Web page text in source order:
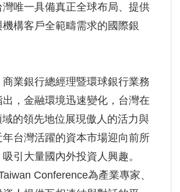
唯一具備真正全球布局、提供
構客戶全範疇需求的國際銀
業銀行總經理暨環球銀行業務
，金融環境迅速變化，台灣在
的領先地位展現傲人的活力與
台灣活躍的資本市場迎向前所
引大量國內外投資人興趣。
Conference為產業專家、